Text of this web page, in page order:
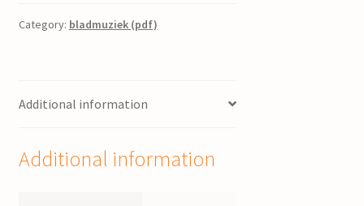
voor
Jac.
tekst
Category: bladmuziek (pdf)
Additional information
Additional information